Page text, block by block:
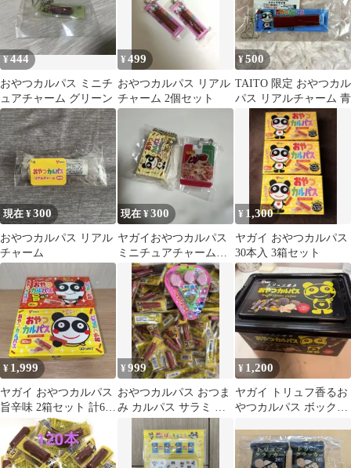
¥444
おやつカルパス ミニチ
ュアチャーム グリーン
¥499
おやつカルパス リアル
チャーム 2個セット
¥500
TAITO 限定 おやつカル
パス リアルチャーム 青
現在 ¥300
おやつカルパス リアル
チャーム
現在 ¥300
ヤガイおやつカルパス
ミニチュアチャーム２
松山製菓 シャカシャカ
チャーム ピザ味
¥ 1,300
ヤガイ おやつカルパス
30本入 3箱セット
¥ 1,999
ヤガイ おやつカルパス
旨辛味 2箱セット 計60
¥999
おやつカルパス おつま
み カルパス サラミ い
¥ 1,200
ヤガイ トリュフ香るお
やつカルパス ボック